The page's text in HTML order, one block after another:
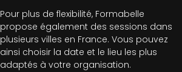
Pour plus de flexibilité, Formabelle
propose également des sessions dans
plusieurs villes en France. Vous pouvez
ainsi choisir la date et le lieu les plus
adaptés à votre organisation.